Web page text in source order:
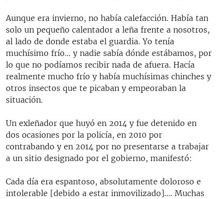
Aunque era invierno, no había calefacción. Había tan
solo un pequeño calentador a leña frente a nosotros,
al lado de donde estaba el guardia. Yo tenía
muchísimo frío… y nadie sabía dónde estábamos, por
lo que no podíamos recibir nada de afuera. Hacía
realmente mucho frío y había muchísimas chinches y
otros insectos que te picaban y empeoraban la
situación.
Un exleñador que huyó en 2014 y fue detenido en
dos ocasiones por la policía, en 2010 por
contrabando y en 2014 por no presentarse a trabajar
a un sitio designado por el gobierno, manifestó:
Cada día era espantoso, absolutamente doloroso e
intolerable [debido a estar inmovilizado].… Muchas